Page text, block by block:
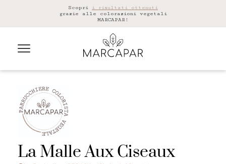
Scopri i risultati ottenuti
grazie alle colorazioni vegetali
MARCAPAR!
La Malle Aux Ciseaux